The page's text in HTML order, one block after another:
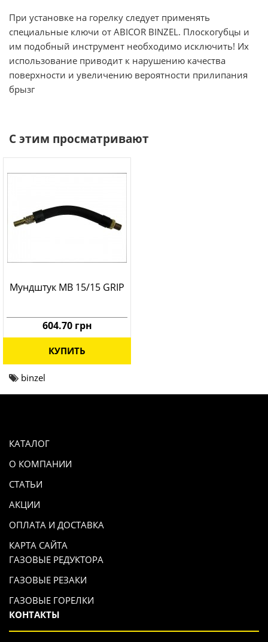
При установке на горелку следует применять
специальные ключи от ABICOR BINZEL. Плоскогубцы и
им подобный инструмент необходимо исключить! Их
использование приводит к нарушению качества
поверхности и увеличению вероятности прилипания
брызг
С этим просматривают
Мундштук МВ 15/15 GRIP
604.70 грн
КУПИТЬ
binzel
КАТАЛОГ
О КОМПАНИИ
СТАТЬИ
АКЦИИ
ОПЛАТА И ДОСТАВКА
КАРТА САЙТА
ГАЗОВЫЕ РЕДУКТОРА
ГАЗОВЫЕ РЕЗАКИ
ГАЗОВЫЕ ГОРЕЛКИ
КОНТАКТЫ